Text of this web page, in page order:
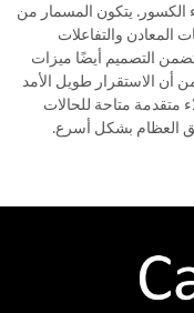
الكسور. يتكون المسمار من
والتفاعلات
التصميم أيضًا ميزات
أن الاستقرار طويل الأمد
متقدمة متاحة للحالات
العظام بشكل أسرع.